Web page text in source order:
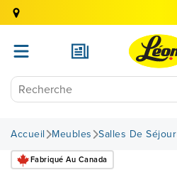
Accueil Meubles Salles De Séjour
Fabriqué Au Canada